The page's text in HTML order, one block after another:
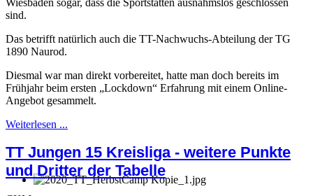
Wiesbaden sogar, dass die Sportstätten ausnahmslos geschlossen
sind.
Das betrifft natürlich auch die TT-Nachwuchs-Abteilung der TG
1890 Naurod.
Diesmal war man direkt vorbereitet, hatte man doch bereits im
Frühjahr beim ersten „Lockdown“ Erfahrung mit einem Online-
Angebot gesammelt.
Weiterlesen ...
TT Jungen 15 Kreisliga - weitere Punkte
und Dritter der Tabelle